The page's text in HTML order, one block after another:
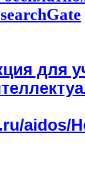
для
aidos/